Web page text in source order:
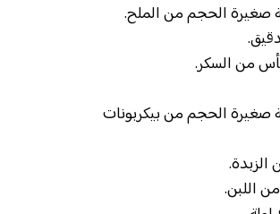
الحجم من الملح.
كأس من السكر.
الحجم من بيكربونات
اللبن.